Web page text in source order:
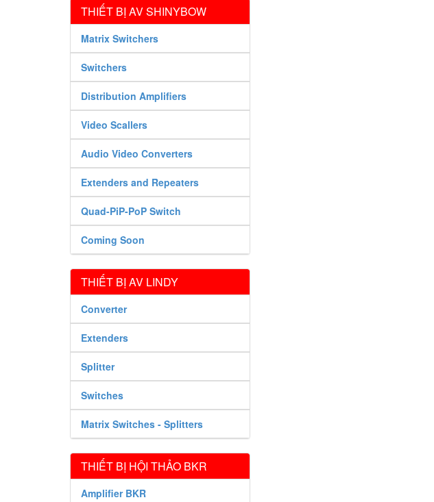
THIẾT BỊ AV SHINYBOW
Matrix Switchers
Switchers
Distribution Amplifiers
Video Scallers
Audio Video Converters
Extenders and Repeaters
Quad-PiP-PoP Switch
Coming Soon
THIẾT BỊ AV LINDY
Converter
Extenders
Splitter
Switches
Matrix Switches - Splitters
THIẾT BỊ HỘI THẢO BKR
Amplifier BKR